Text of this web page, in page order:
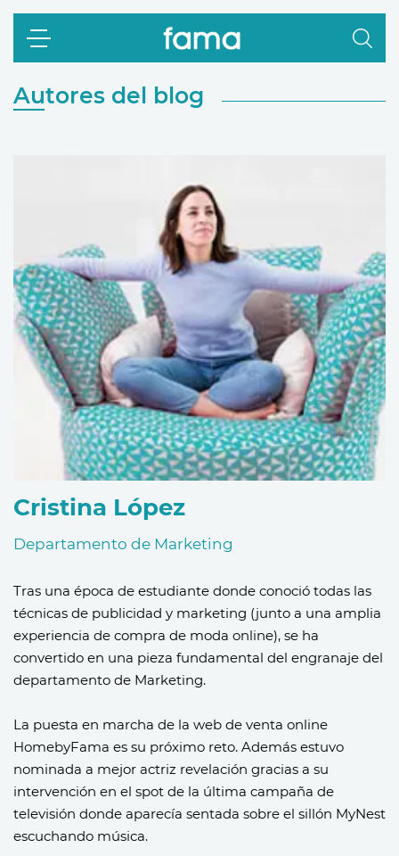
Autores del blog
Cristina López
Departamento de Marketing
Tras una época de estudiante donde conoció todas las
técnicas de publicidad y marketing (junto a una amplia
experiencia de compra de moda online), se ha
convertido en una pieza fundamental del engranaje del
departamento de Marketing.
La puesta en marcha de la web de venta online
HomebyFama es su próximo reto. Además estuvo
nominada a mejor actriz revelación gracias a su
intervención en el spot de la última campaña de
televisión donde aparecía sentada sobre el sillón MyNest
escuchando música.